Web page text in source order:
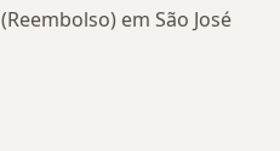
em São José